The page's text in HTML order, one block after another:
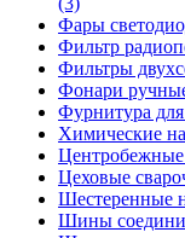
Фары
Фильтр
Фильтры
Фонари
Фурнитура
Химические
Цеховые
Шестеренные
Шины